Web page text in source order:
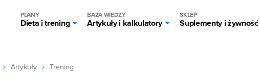
PLANY
Dieta i trening
BAZA WIEDZY
Artykuły i kalkulatory
SKLEP
Suplementy i żywność
Artykuły Trening